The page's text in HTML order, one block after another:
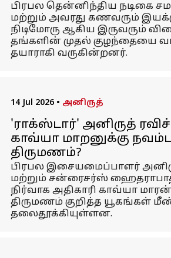
பிரபல தென்னிந்திய நடிகை
மற்றும் அவரது கணவரும்
நிடிமோரு ஆகிய இருவரும்
தங்களின் முதல் குழந்தையை
தயாராகி வருகின்றனர்.
14 Jul 2026 • அனிருத்
'ராக்ஸ்டார்' அனிருத்
காவ்யா மாறனுக்கு
திருமணம்?
பிரபல இசையமைப்பாளர்
மற்றும் சன்ரைசர்ஸ்
நிர்வாக அதிகாரி காவ்யா
திருமணம் குறித்த யூகங்கள்
தலைதூக்கியுள்ளன.